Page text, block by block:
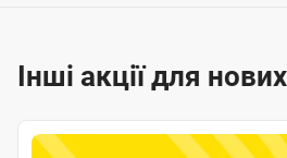
Інші акції для